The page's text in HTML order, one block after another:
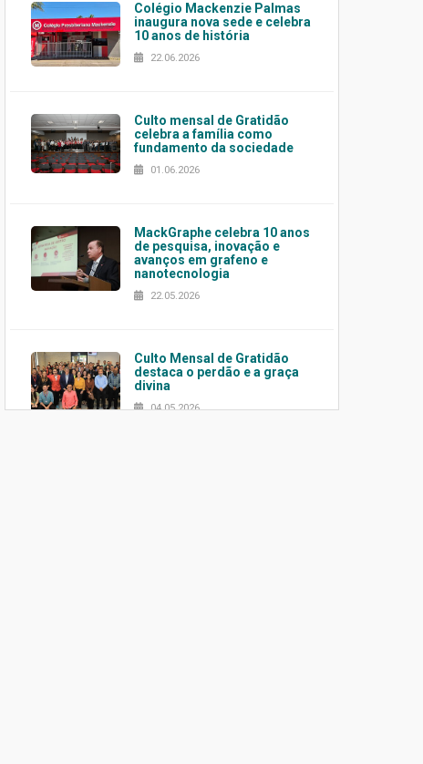
Colégio Mackenzie Palmas
inaugura nova sede e celebra
10 anos de história
22.06.2026
Culto mensal de Gratidão
celebra a família como
fundamento da sociedade
01.06.2026
MackGraphe celebra 10 anos
de pesquisa, inovação e
avanços em grafeno e
nanotecnologia
22.05.2026
Culto Mensal de Gratidão
destaca o perdão e a graça
divina
04.05.2026